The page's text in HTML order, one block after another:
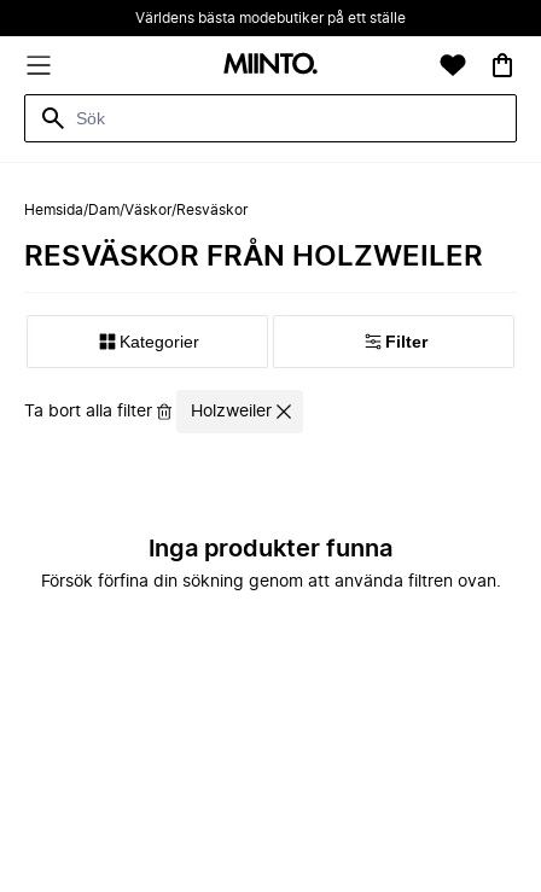
Världens bästa modebutiker på ett ställe
Hemsida/Dam/Väskor/Resväskor
RESVÄSKOR FRÅN HOLZWEILER
Kategorier Filter
Ta bort alla filter Holzweiler
Inga produkter funna
Försök förfina din sökning genom att använda filtren ovan.